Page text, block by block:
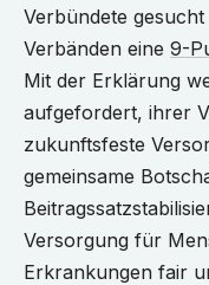
Verbündete
Verbänden eine 9-
Mit der Erklärung
aufgefordert, ihrer
zukunftsfeste
gemeinsame
Versorgung für
Erkrankungen fair